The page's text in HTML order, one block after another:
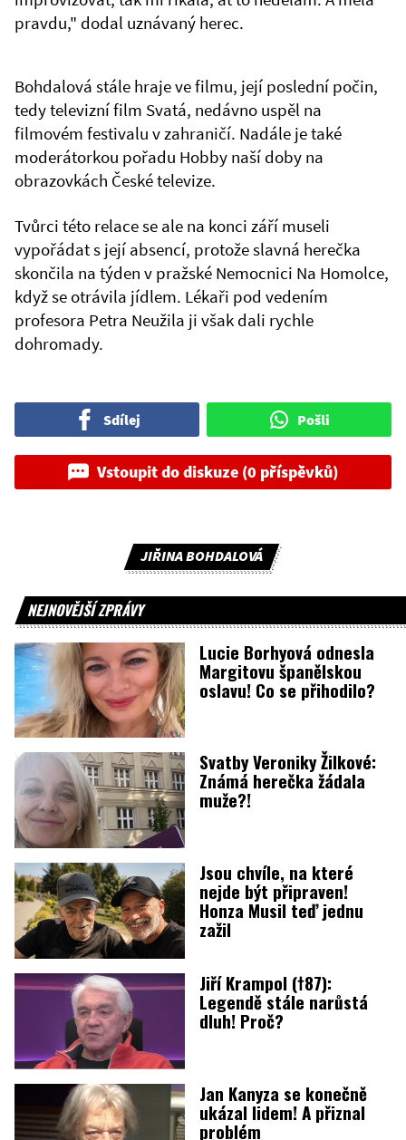
pravdu," dodal uznávaný herec.
Bohdalová stále hraje ve filmu, její poslední počin,
tedy televizní film Svatá, nedávno uspěl na
filmovém festivalu v zahraničí. Nadále je také
moderátorkou pořadu Hobby naší doby na
obrazovkách České televize.
Tvůrci této relace se ale na konci září museli
vypořádat s její absencí, protože slavná herečka
skončila na týden v pražské Nemocnici Na Homolce,
když se otrávila jídlem. Lékaři pod vedením
profesora Petra Neužila ji však dali rychle
dohromady.
Sdílej Pošli
Vstoupit do diskuze (0 příspěvků)
JIŘINA BOHDALOVÁ
NEJNOVĚJŠÍ ZPRÁVY
Lucie Borhyová odnesla
Margitovu španělskou
oslavu! Co se přihodilo?
Svatby Veroniky Žilkové:
Známá herečka žádala
muže?!
Jsou chvíle, na které
nejde být připraven!
Honza Musil teď jednu
zažil
Jiří Krampol (†87):
Legendě stále narůstá
dluh! Proč?
Jan Kanyza se konečně
ukázal lidem! A přiznal
problém